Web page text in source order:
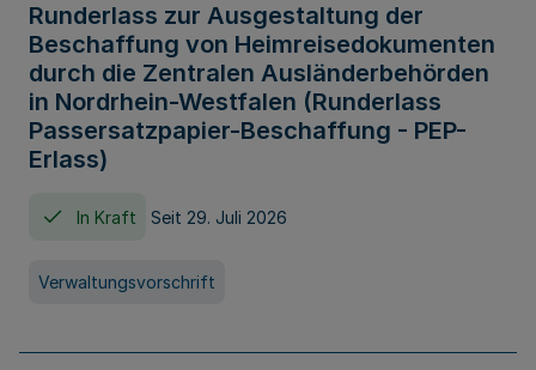
Runderlass zur Ausgestaltung der
Beschaffung von Heimreisedokumenten
durch die Zentralen Ausländerbehörden
in Nordrhein-Westfalen (Runderlass
Passersatzpapier-Beschaffung - PEP-
Erlass)
In Kraft Seit 29. Juli 2026
Verwaltungsvorschrift